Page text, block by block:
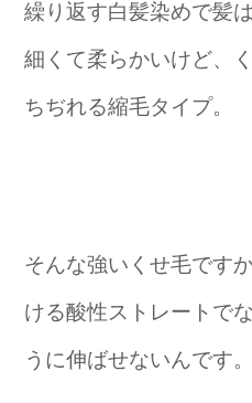
繰り返す白髪染めで髪
細くて柔らかいけど、
ちぢれる縮毛タイプ。
そんな強いくせ毛です
ける酸性ストレートで
うに伸ばせないんです。